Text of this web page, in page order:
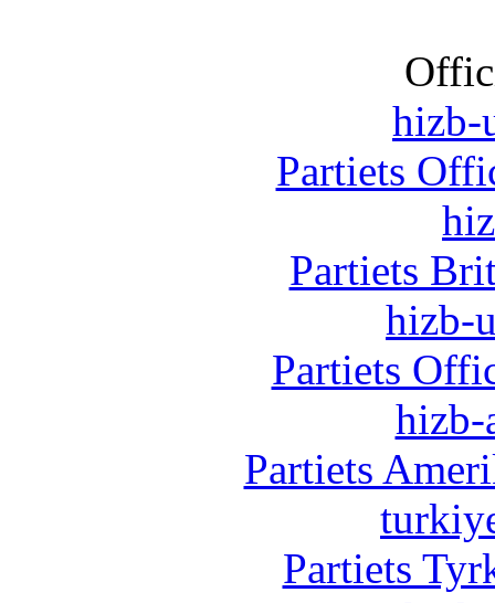
hizb-
Partiets
Partiets
hizb-
Partiets
hizb-
Partiets
Partiets